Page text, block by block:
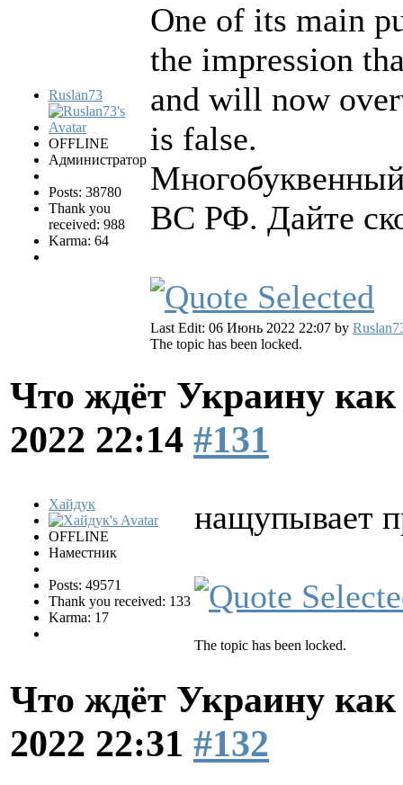
Ruslan73
OFFLINE
Администратор
Posts: 38780
Thank you
received: 988
Karma: 64
One of its main
the impression
and will now
is false.
ВС РФ. Дайте
Last Edit: 06 Июнь 2022 22:07 by
The topic has been locked.
Что ждёт Украину как
2022 22:14 #131
Хайдук
OFFLINE
Наместник
Posts: 49571
Thank you received: 133
Karma: 17
нащупывает
The topic has been locked.
Что ждёт Украину как
2022 22:31 #132